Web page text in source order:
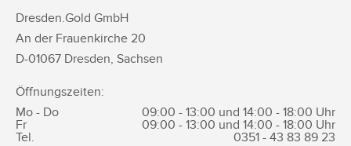
Dresden.Gold GmbH
An der Frauenkirche 20
D-01067 Dresden, Sachsen
Öffnungszeiten:
Mo - Do
09:00 - 13:00 und 14:00 - 18:00 Uhr
Fr
09:00 - 13:00 und 14:00 - 18:00 Uhr
Tel.
0351 - 43 83 89 23